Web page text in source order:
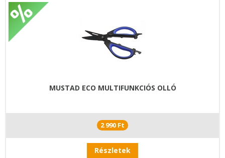
MUSTAD ECO MULTIFUNKCIÓS OLLÓ
2 990 Ft
Részletek